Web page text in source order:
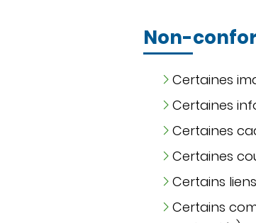
Non-
Certaines
Certaines
Certaines
Certaines
Certains
Certains